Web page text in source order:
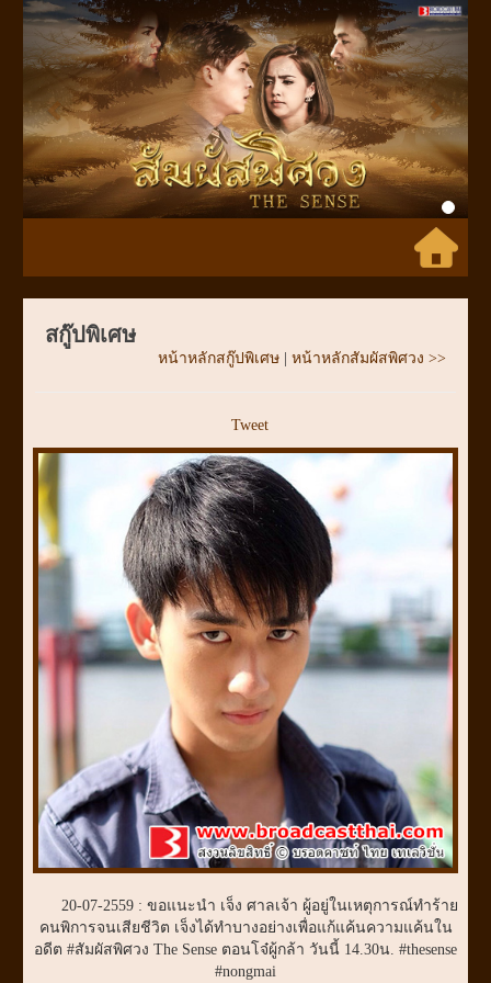
Previous Next
สกู๊ปพิเศษ
หน้าหลักสกู๊ปพิเศษ หน้าหลักสัมผัสพิศวง >>
Tweet
20-07-2559 : ขอแนะนำ เจ็ง ศาลเจ้า ผู้อยู่ในเหตุการณ์ทำร้าย
คนพิการจนเสียชีวิต เจ็งได้ทำบางอย่างเพื่อแก้แค้นความแค้นใน
อดีต #สัมผัสพิศวง The Sense ตอนโจ๋ผู้กล้า วันนี้ 14.30น. #thesense
#nongmai